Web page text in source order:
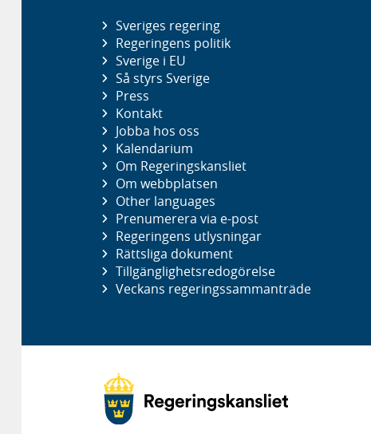
Sveriges regering
Regeringens politik
Sverige i EU
Så styrs Sverige
Press
Kontakt
Jobba hos oss
Kalendarium
Om Regeringskansliet
Om webbplatsen
Other languages
Prenumerera via e-post
Regeringens utlysningar
Rättsliga dokument
Tillgänglighetsredogörelse
Veckans regeringssammanträde